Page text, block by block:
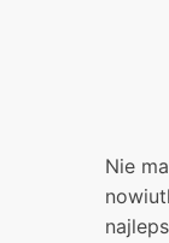
Nie